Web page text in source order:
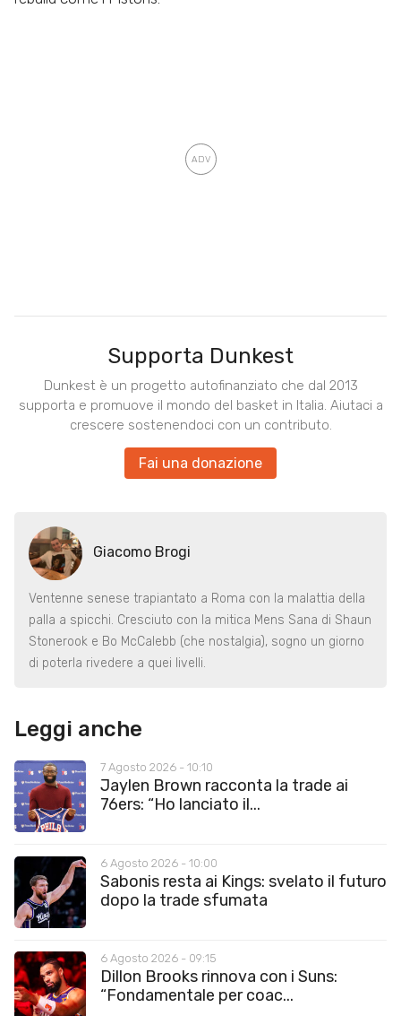
Supporta Dunkest
Dunkest è un progetto autofinanziato che dal 2013
supporta e promuove il mondo del basket in Italia. Aiutaci a
crescere sostenendoci con un contributo.
Fai una donazione
Giacomo Brogi
Ventenne senese trapiantato a Roma con la malattia della
palla a spicchi. Cresciuto con la mitica Mens Sana di Shaun
Stonerook e Bo McCalebb (che nostalgia), sogno un giorno
di poterla rivedere a quei livelli.
Leggi anche
7 Agosto 2026 - 10:10
Jaylen Brown racconta la trade ai
76ers: “Ho lanciato il...
6 Agosto 2026 - 10:00
Sabonis resta ai Kings: svelato il futuro
dopo la trade sfumata
6 Agosto 2026 - 09:15
Dillon Brooks rinnova con i Suns:
“Fondamentale per coac...